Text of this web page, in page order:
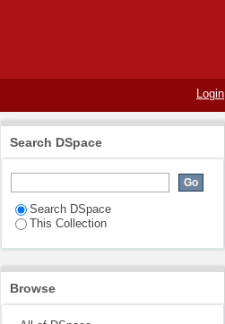
Login
Search DSpace
Search DSpace
This Collection
Browse